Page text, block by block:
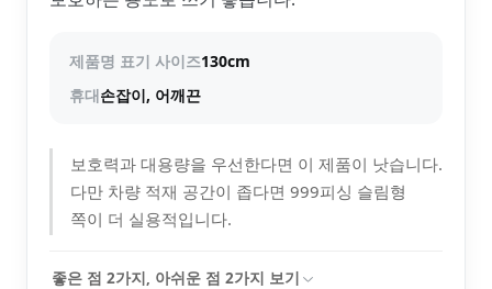
제품명 표기 사이즈130cm
휴대손잡이, 어깨끈
보호력과 대용량을 우선한다면 이 제품이 낫습니다.
다만 차량 적재 공간이 좁다면 999피싱 슬림형
쪽이 더 실용적입니다.
좋은 점 2가지, 아쉬운 점 2가지 보기